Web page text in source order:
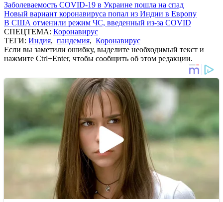
Заболеваемость COVID-19 в Украине пошла на спад
Новый вариант коронавируса попал из Индии в Европу
В США отменили режим ЧС, введенный из-за COVID
СПЕЦТЕМА: Коронавирус
ТЕГИ: Индия, пандемия, Коронавирус
Если вы заметили ошибку, выделите необходимый текст и
нажмите Ctrl+Enter, чтобы сообщить об этом редакции.